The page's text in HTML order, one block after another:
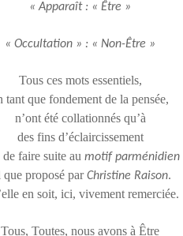
« Apparaît : « Être »
« Occultation » : « Non-Être »
Tous ces mots essentiels,
tant que fondement de la pensée,
n’ont été collationnés qu’à
des fins d’éclaircissement
faire suite au motif parménidien
que proposé parChristine Raison.
en soit, ici, vivement remerciée.
Tous, Toutes, nous avons à Être